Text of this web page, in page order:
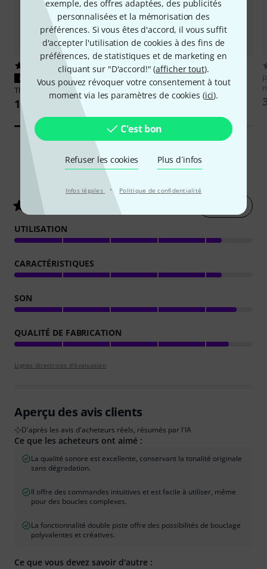
exemple, des offres adaptées, des publicités
personnalisées et la mémorisation des
préférences. Si vous êtes d'accord, il vous suffit
d'accepter l'utilisation de cookies à des fins de
préférences, de statistiques et de marketing en
cliquant sur "D'accord!" (afficher tout).
Vous pouvez révoquer votre consentement à tout
moment via les paramètres de cookies (ici).
C'est bon
Refuser les cookies Plus d´infos
Infos légales · Politique de confidentialité
5292
CONVIENT À COUP SÛR
Thomann NT 0910 AC/PSA
10,60 €
18008
the sssnakeIPP1030
3,40 €
242Évaluations des clients
/ 5
UTILISATION
CARACTÉRISTIQUES
SON
QUALITÉ DE FABRICATION
Lignes directrices d'évaluation
Aperçu des avis clients
D'après les avis d'acheteurs réels, résumés par l'IA
Ce que les acheteurs ont aimé :
La qualité sonore est excellente, conservant la tonalité originale
sans dégradation.
Il offre des commandes intuitives et est facile à utiliser, même
pour des boucles complexes.
La fonctionnalité double piste offre des possibilités de bouclage
polyvalentes et créatives.
Ce que vous devez savoir d'autre :